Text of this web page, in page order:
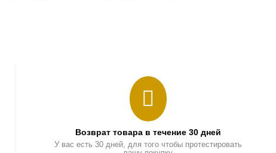
Возврат товара в течение 30 дней
У вас есть 30 дней, для того чтобы протестировать